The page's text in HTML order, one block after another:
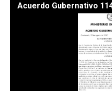
Acuerdo Gubernativo